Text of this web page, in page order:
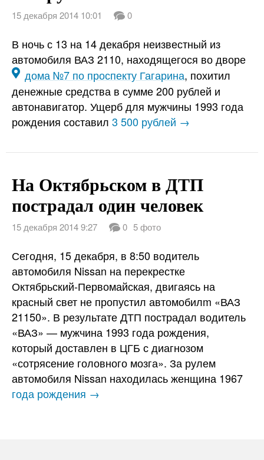
15 декабря 2014 10:01 0
В ночь с 13 на 14 декабря неизвестный из
автомобиля ВАЗ 2110, находящегося во дворе
дома №7 по проспекту Гагарина, похитил
денежные средства в сумме 200 рублей и
автонавигатор. Ущерб для мужчины 1993 года
рождения составил 3 500 рублей →
На Октябрьском в ДТП
пострадал один человек
15 декабря 2014 9:27 0 5 фото
Сегодня, 15 декабря, в 8:50 водитель
автомобиля Nissan на перекрестке
Октябрьский-Первомайская, двигаясь на
красный свет не пропустил автомобилm «ВАЗ
21150». В результате ДТП пострадал водитель
«ВАЗ» — мужчина 1993 года рождения,
который доставлен в ЦГБ с диагнозом
«сотрясение головного мозга». За рулем
автомобиля Nissan находилась женщина 1967
года рождения →